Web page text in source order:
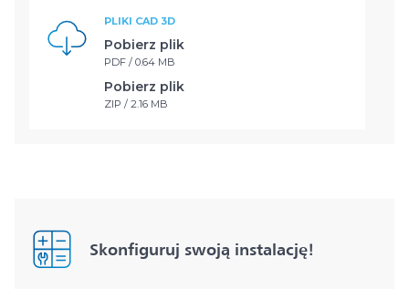
PLIKI CAD 3D
Pobierz plik
PDF / 0.64 MB
Pobierz plik
ZIP / 2.16 MB
Skonfiguruj swoją instalację!